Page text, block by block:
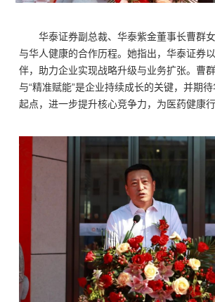
华泰证券副总裁、华泰紫金董事长曹群
与华人健康的合作历程。她指出，华泰证券
伴，助力企业实现战略升级与业务扩张。曹
与“精准赋能”是企业持续成长的关键，并期
起点，进一步提升核心竞争力，为医药健康